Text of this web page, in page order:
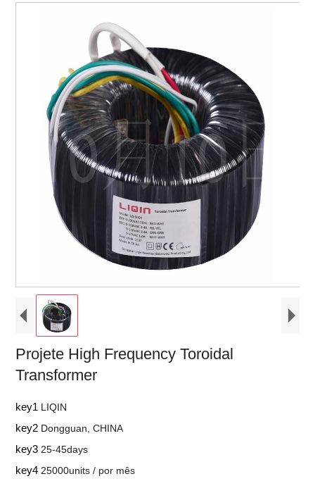
Projete High Frequency Toroidal
Transformer
key1 LIQIN
key2 Dongguan, CHINA
key3 25-45days
key4 25000units / por mês